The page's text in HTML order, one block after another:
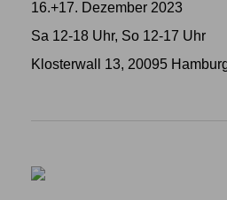
16.+17. Dezember 2023
Sa 12-18 Uhr, So 12-17 Uhr
Klosterwall 13, 20095